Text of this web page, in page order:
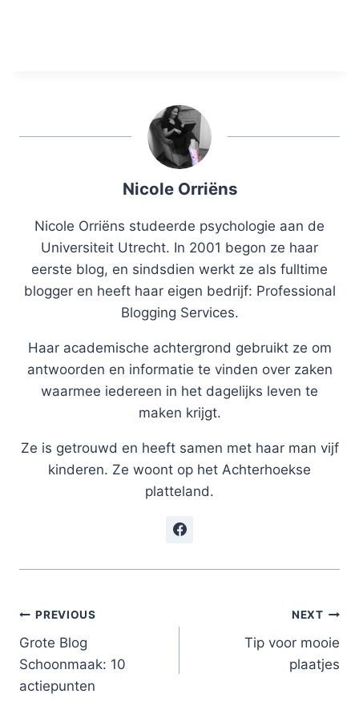
Nicole Orriëns
Nicole Orriëns studeerde psychologie aan de
Universiteit Utrecht. In 2001 begon ze haar
eerste blog, en sindsdien werkt ze als fulltime
blogger en heeft haar eigen bedrijf: Professional
Blogging Services.
Haar academische achtergrond gebruikt ze om
antwoorden en informatie te vinden over zaken
waarmee iedereen in het dagelijks leven te
maken krijgt.
Ze is getrouwd en heeft samen met haar man vijf
kinderen. Ze woont op het Achterhoekse
platteland.
Post
navigation
PREVIOUS
Grote Blog
Schoonmaak: 10
actiepunten
NEXT
Tip voor mooie
plaatjes